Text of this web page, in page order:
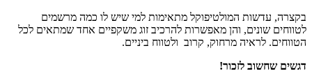
בקצרה, עדשות המולטיפוקל מתאימות למי שיש לו כמה מרשמים
לטווחים שונים, והן מאפשרות להרכיב זוג משקפיים אחד שמתאים לכל
הטווחים. לראיה מרחוק, קרוב ולטווח ביניים.
דגשים שחשוב לזכור!